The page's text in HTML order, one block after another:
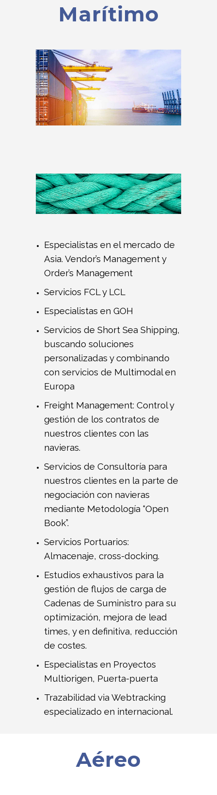
Marítimo
Especialistas en el mercado de
Asia. Vendor’s Management y
Order’s Management
Servicios FCL y LCL
Especialistas en GOH
Servicios de Short Sea Shipping,
buscando soluciones
personalizadas y combinando
con servicios de Multimodal en
Europa
Freight Management: Control y
gestión de los contratos de
nuestros clientes con las
navieras.
Servicios de Consultoría para
nuestros clientes en la parte de
negociación con navieras
mediante Metodología “Open
Book”.
Servicios Portuarios:
Almacenaje, cross-docking.
Estudios exhaustivos para la
gestión de flujos de carga de
Cadenas de Suministro para su
optimización, mejora de lead
times, y en definitiva, reducción
de costes.
Especialistas en Proyectos
Multiorigen, Puerta-puerta
Trazabilidad via Webtracking
especializado en internacional.
Aéreo